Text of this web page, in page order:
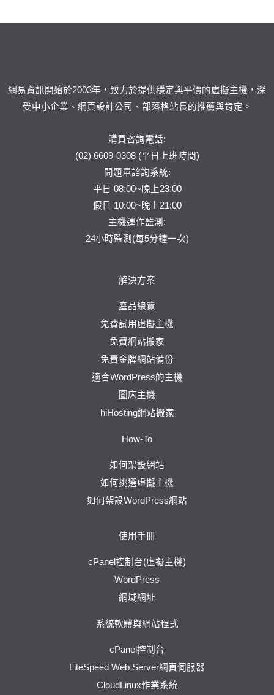
網易資訊開始於2003年，致力於提供穩定與平價的虛擬主機，深
受中小企業、網頁設計公司、部落格站長的推薦與肯定。
購買咨詢電話:
(02) 6609-0308 (平日上班時間)
問題單諮詢系統:
平日 08:00~晚上23:00
假日 10:00~晚上21:00
主機運作監測:
24小時監測(每5分鐘一次)
解決方案
產品總覽
免費試用虛擬主機
免費網站搬家
免費金牌網站備份
適合WordPress的主機
圖床主機
hiHosting網站搬家
How-To
如何架設網站
如何挑選虛擬主機
如何架設WordPress網站
使用手冊
cPanel控制台(虛擬主機)
WordPress
網域網址
系統軟體與網站程式
cPanel控制台
LiteSpeed Web Server網頁伺服器
CloudLinux作業系統